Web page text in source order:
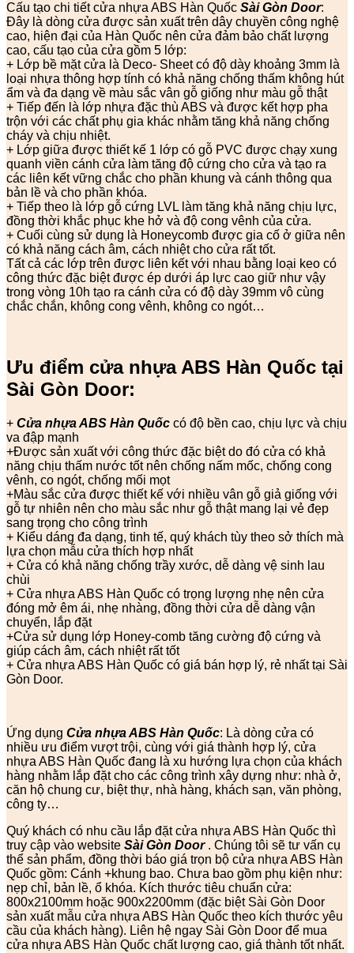
Cấu tạo chi tiết cửa nhựa ABS Hàn Quốc Sài Gòn Door:
Đây là dòng cửa được sản xuất trên dây chuyền công nghệ
cao, hiện đại của Hàn Quốc nên cửa đảm bảo chất lượng
cao, cấu tạo của cửa gồm 5 lớp:
+ Lớp bề mặt cửa là Deco- Sheet có độ dày khoảng 3mm là
loại nhựa thông hợp tính có khả năng chống thấm không hút
ẩm và đa dạng về màu sắc vân gỗ giống như màu gỗ thật
+ Tiếp đến là lớp nhựa đặc thù ABS và được kết hợp pha
trộn với các chất phụ gia khác nhằm tăng khả năng chống
cháy và chịu nhiệt.
+ Lớp giữa được thiết kế 1 lớp có gỗ PVC được chạy xung
quanh viền cánh cửa làm tăng độ cứng cho cửa và tạo ra
các liên kết vững chắc cho phần khung và cánh thông qua
bản lề và cho phần khóa.
+ Tiếp theo là lớp gỗ cứng LVL làm tăng khả năng chịu lực,
đồng thời khắc phục khe hở và độ cong vênh của cửa.
+ Cuối cùng sử dụng là Honeycomb được gia cố ở giữa nên
có khả năng cách âm, cách nhiệt cho cửa rất tốt.
Tất cả các lớp trên được liên kết với nhau bằng loại keo có
công thức đặc biệt được ép dưới áp lực cao giữ như vậy
trong vòng 10h tạo ra cánh cửa có độ dày 39mm vô cùng
chắc chắn, không cong vênh, không co ngót…
Ưu điểm cửa nhựa ABS Hàn Quốc tại
Sài Gòn Door:
+ Cửa nhựa ABS Hàn Quốc có độ bền cao, chịu lực và chịu
va đập mạnh
+Được sản xuất với công thức đặc biệt do đó cửa có khả
năng chịu thấm nước tốt nên chống nấm mốc, chống cong
vênh, co ngót, chống mối mọt
+Màu sắc cửa được thiết kế với nhiều vân gỗ giả giống với
gỗ tự nhiên nên cho màu sắc như gỗ thật mang lại vẻ đẹp
sang trọng cho công trình
+ Kiểu dáng đa dạng, tinh tế, quý khách tùy theo sở thích mà
lựa chọn mẫu cửa thích hợp nhất
+ Cửa có khả năng chống trầy xước, dễ dàng vệ sinh lau
chùi
+ Cửa nhựa ABS Hàn Quốc có trọng lượng nhẹ nên cửa
đóng mở êm ái, nhẹ nhàng, đồng thời cửa dễ dàng vận
chuyển, lắp đặt
+Cửa sử dụng lớp Honey-comb tăng cường độ cứng và
giúp cách âm, cách nhiệt rất tốt
+ Cửa nhựa ABS Hàn Quốc có giá bán hợp lý, rẻ nhất tại Sài
Gòn Door.
Ứng dụng Cửa nhựa ABS Hàn Quốc: Là dòng cửa có
nhiều ưu điểm vượt trội, cùng với giá thành hợp lý, cửa
nhựa ABS Hàn Quốc đang là xu hướng lựa chọn của khách
hàng nhằm lắp đặt cho các công trình xây dựng như: nhà ở,
căn hộ chung cư, biệt thự, nhà hàng, khách sạn, văn phòng,
công ty…
Quý khách có nhu cầu lắp đặt cửa nhựa ABS Hàn Quốc thì
truy cập vào website Sài Gòn Door. Chúng tôi sẽ tư vấn cụ
thể sản phẩm, đồng thời báo giá trọn bộ cửa nhựa ABS Hàn
Quốc gồm: Cánh +khung bao. Chưa bao gồm phụ kiện như:
nẹp chỉ, bản lề, ổ khóa. Kích thước tiêu chuẩn cửa:
800x2100mm hoặc 900x2200mm (đặc biệt Sài Gòn Door
sản xuất mẫu cửa nhựa ABS Hàn Quốc theo kích thước yêu
cầu của khách hàng). Liên hệ ngay Sài Gòn Door để mua
cửa nhựa ABS Hàn Quốc chất lượng cao, giá thành tốt nhất.